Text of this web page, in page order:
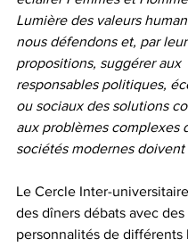
Lumière des valeurs
nous défendons et, par
propositions, suggérer aux
responsables politiques,
ou sociaux des solutions
aux problèmes complexes
sociétés modernes doivent
Le Cercle Inter-
des dîners débats avec des
personnalités de différents